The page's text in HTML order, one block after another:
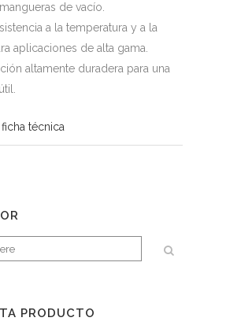
de vacío.
a la temperatura y a la
aplicaciones de alta gama.
altamente duradera para una
técnica
PRODUCTO